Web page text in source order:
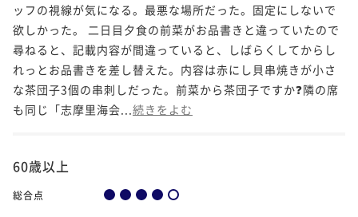
ッフの視線が気になる。最悪な場所だった。固定にしないで
欲しかった。 二日目夕食の前菜がお品書きと違っていたので
尋ねると、記載内容が間違っていると、しばらくしてからし
れっとお品書きを差し替えた。内容は赤にし貝串焼きが小さ
な茶団子3個の串刺しだった。前菜から茶団子ですか❓隣の席
も同じ「志摩里海会... 続きをよむ
60歳以上
総合点